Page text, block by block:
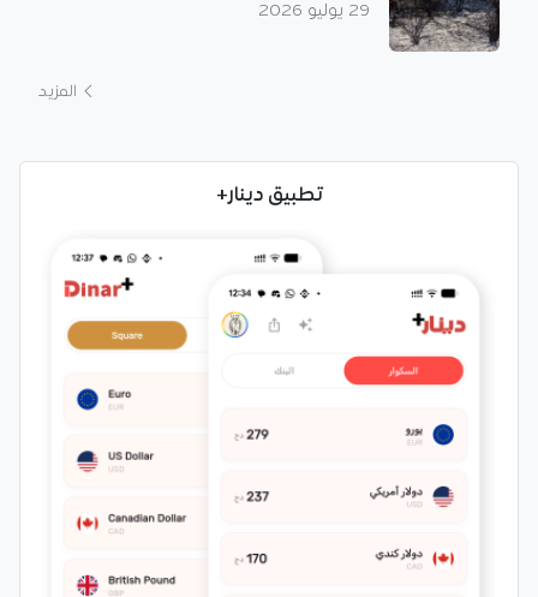
29 يوليو 2026
المزيد
تطبيق دينار+